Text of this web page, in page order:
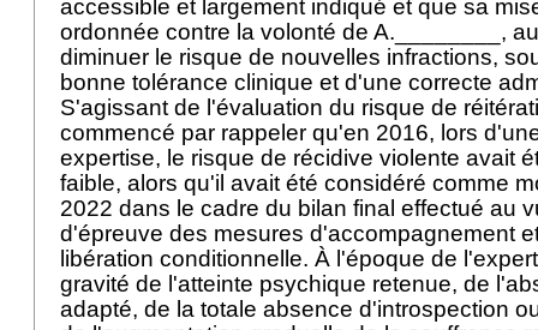
accessible et largement indiqué et que sa
ordonnée contre la volonté de A.________,
diminuer le risque de nouvelles infractions,
bonne tolérance clinique et d'une correcte
S'agissant de l'évaluation du risque de
commencé par rappeler qu'en 2016, lors
expertise, le risque de récidive violente avait
faible, alors qu'il avait été considéré comme
2022 dans le cadre du bilan final effectué au
d'épreuve des mesures d'accompagnement
libération conditionnelle. À l'époque de
gravité de l'atteinte psychique retenue, de
adapté, de la totale absence d'introspection